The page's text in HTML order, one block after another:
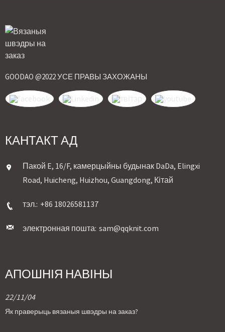
GOODAO @2022 УСЕ ПРАВЫ ЗАХОЖАНЫ
КАНТАКТ АД
Пакой E, 16/F, камерцыйны будынак DaDa, Elingxi
Road, Huicheng, Huizhou, Guangdong, Кітай
тэл.: +86 18026581137
электронная пошта: sam@qqknit.com
АПОШНІЯ НАВІНЫ
22/11/04
Як праверыць вязаныя швэдры на заказ?